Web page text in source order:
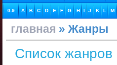
0-9 A B C D E F G H I J K L M
главная » Жанры
Список жанров